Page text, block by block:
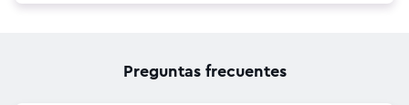
Preguntas frecuentes